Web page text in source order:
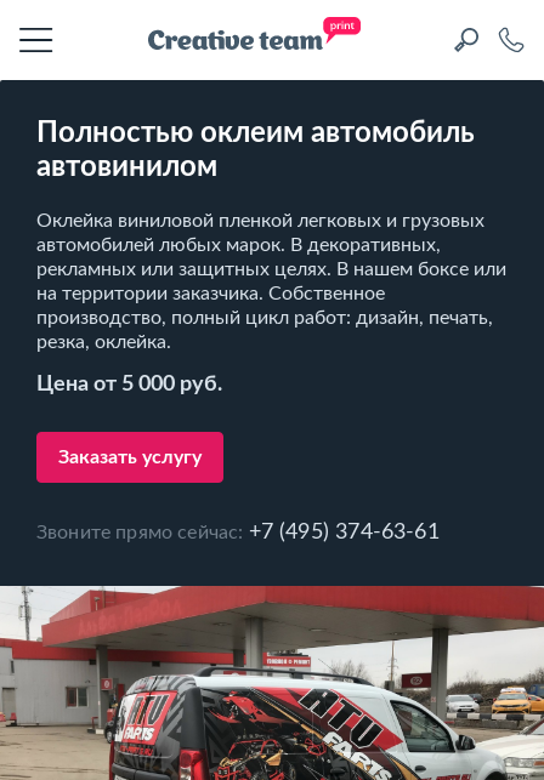
Полностью оклеим автомобиль
автовинилом
Оклейка виниловой пленкой легковых и грузовых
автомобилей любых марок. В декоративных,
рекламных или защитных целях. В нашем боксе или
на территории заказчика. Собственное
производство, полный цикл работ: дизайн, печать,
резка, оклейка.
Цена от 5 000 руб.
Заказать услугу
Звоните прямо сейчас: +7 (495) 374-63-61